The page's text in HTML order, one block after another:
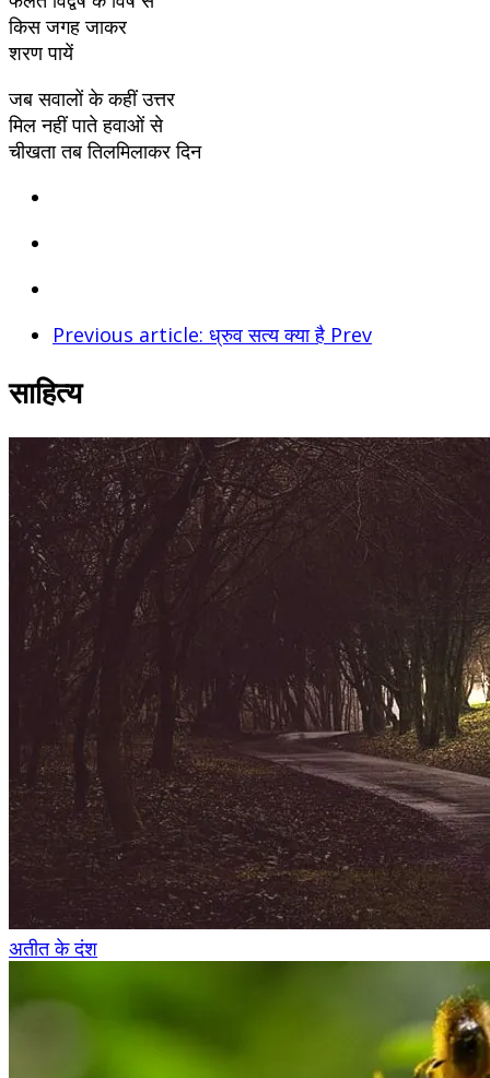
किस जगह जाकर
शरण पायें
जब सवालों के कहीं उत्तर
मिल नहीं पाते हवाओं से
चीखता तब तिलमिलाकर दिन
Previous article: ध्रुव सत्य क्या है Prev
साहित्य
अतीत के दंश